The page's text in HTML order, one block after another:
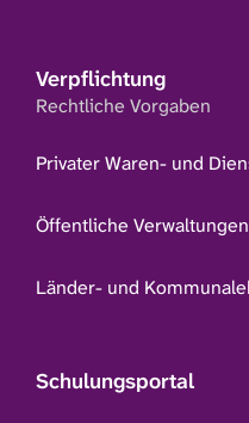
Verpflichtung
Rechtliche Vorgaben
Privater Waren- und
Öffentliche Verwaltungen
Länder- und
Schulungsportal